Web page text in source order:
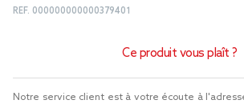
REF. 000000000000379401
Ce produit vous plaît ?
Notre service client est à votre écoute à